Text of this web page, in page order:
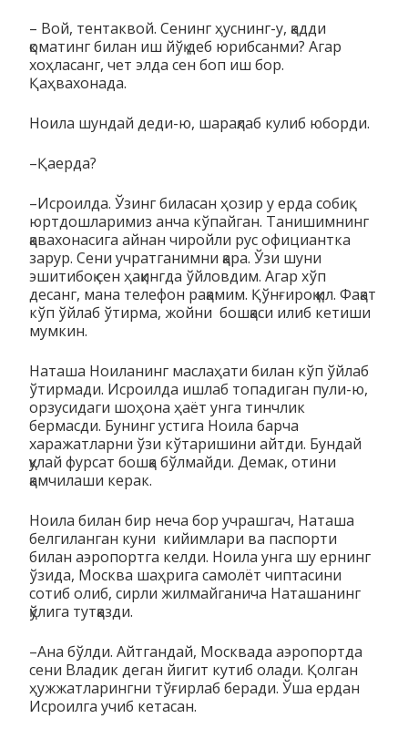
– Вой, тентаквой. Сенинг ҳуснинг-у, қадди
қоматинг билан иш йўқ деб юрибсанми? Агар
хоҳласанг, чет элда сен боп иш бор.
Қаҳвахонада.
Ноила шундай деди-ю, шарақлаб кулиб юборди.
–Қаерда?
–Исроилда. Ўзинг биласан ҳозир у ерда собиқ
юртдош­ларимиз анча кўпайган. Танишимнинг
қавахонасига айнан чиройли рус официантка
зарур. Сени учратганимни қара. Ўзи шуни
эшитибоқ сен ҳақингда ўйловдим. Агар хўп
десанг, мана телефон рақамим. Қўнғироқ қил. Фақат
кўп ўйлаб ўтирма, жойни бошқаси илиб кетиши
мум­кин.
Наташа Ноиланинг маслаҳати билан кўп ўйлаб
ўтирмади. Исроилда ишлаб топадиган пули-ю,
орзусидаги шоҳона ҳаёт унга тинчлик
бермасди. Бунинг устига Ноила барча
харажатларни ўзи кўтаришини айтди. Бундай
қулай фурсат бошқа бўлмайди. Демак, отини
қамчилаши керак.
Ноила билан бир неча бор учрашгач, Наташа
белгиланган куни кийимлари ва паспорти
билан аэропортга келди. Ноила унга шу ернинг
ўзида, Москва шаҳрига самолёт чиптасини
сотиб олиб, сирли жилмайганича Наташанинг
қўлига тутқазди.
–Ана бўлди. Айтгандай, Москвада аэропортда
сени Владик деган йигит кутиб олади. Қолган
ҳужжатларингни тўғирлаб беради. Ўша ердан
Исроилга учиб кетасан.